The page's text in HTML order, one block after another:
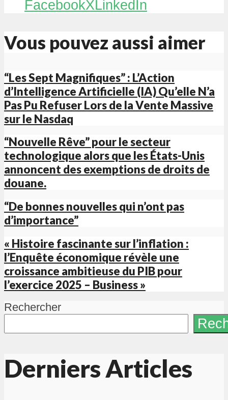
FacebookXLinkedIn
Vous pouvez aussi aimer
“Les Sept Magnifiques” : L’Action
d’Intelligence Artificielle (IA) Qu’elle N’a
Pas Pu Refuser Lors de la Vente Massive
sur le Nasdaq
“Nouvelle Rêve” pour le secteur
technologique alors que les États-Unis
annoncent des exemptions de droits de
douane.
“De bonnes nouvelles qui n’ont pas
d’importance”
« Histoire fascinante sur l’inflation :
l’Enquête économique révèle une
croissance ambitieuse du PIB pour
l’exercice 2025 – Business »
Rechercher
Derniers Articles